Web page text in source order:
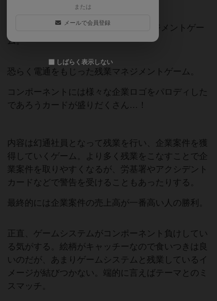
ゲームマーケット2019春（東京）
リソースマネジメント×ハンドマネージメントゲー
ム。
恐らく電通をもじった残業マネジメントゲーム。
コンポーネントには様々な企業ロゴをパロディした
であろうカードが盛りだくさん…！
内容は幻通社員となって残業を行い、企業案件を獲
得していくゲーム。より多く残業をこなすことで企
業案件を取りやすくなるが、労基署やアクシデント
カードなどで警告を受けることもあったりする。
最終的には企業案件の売上高が一番高い人の勝利。
正直、ゲームシステムがコンポーネント負けしてい
る気がする。絵柄がキャッチーなので食いつきは良
いのだが、あまりゲームシステムと残業しているイ
メージが結びつかない。端的に言えばテーマとのミ
スマッチ。
または
メールで会員登録
しばらく表示しない